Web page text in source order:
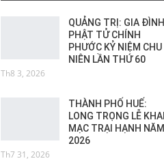
QUẢNG TRỊ: GIA ĐÌNH
PHẬT TỬ CHÍNH
PHƯỚC KỶ NIỆM CHU
NIÊN LẦN THỨ 60
Th8 3, 2026
THÀNH PHỐ HUẾ:
LONG TRỌNG LỄ KHAI
MẠC TRẠI HẠNH NĂM
2026
Th7 31, 2026